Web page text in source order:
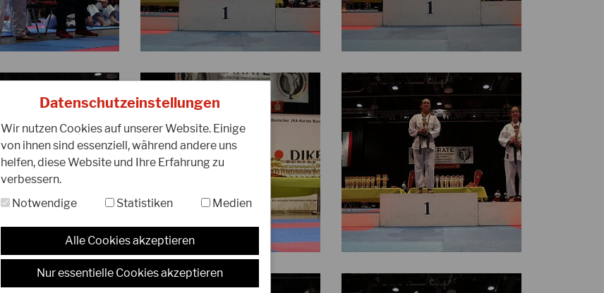
Datenschutzeinstellungen
Wir nutzen Cookies auf unserer Website. Einige
von ihnen sind essenziell, während andere uns
helfen, diese Website und Ihre Erfahrung zu
verbessern.
Notwendige
Statistiken Medien
Alle Cookies akzeptieren
Nur essentielle Cookies akzeptieren